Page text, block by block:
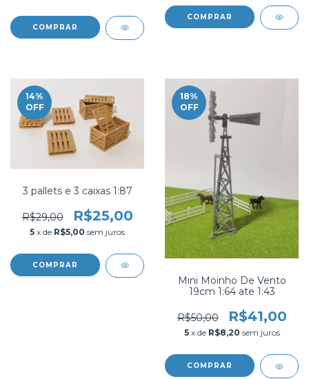
COMPRAR
14%
OFF
3 pallets e 3 caixas 1:87
R$29,00 R$25,00
5 x de R$5,00 sem juros
18%
OFF
Mini Moinho De Vento
19cm 1:64 ate 1:43
R$50,00 R$41,00
5 x de R$8,20 sem juros